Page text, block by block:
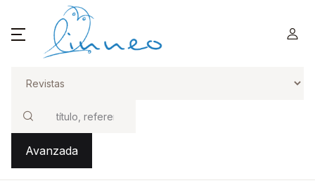
Buscar
Avanzada